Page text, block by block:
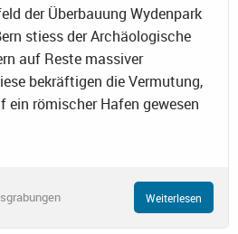
der Überbauung Wydenpark
stiess der Archäologische
auf Reste massiver
bekräftigen die Vermutung,
ein römischer Hafen gewesen
Weiterlesen